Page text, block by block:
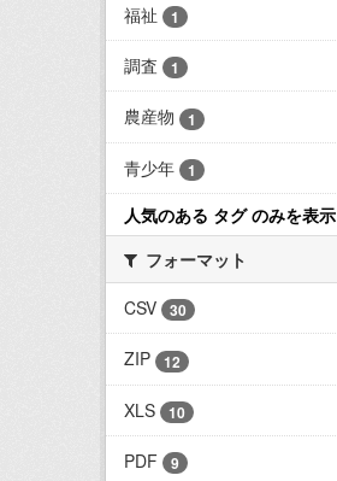
福祉 1
調査 1
農産物 1
青少年 1
人気のある タグ のみを表示
フォーマット
CSV
30
ZIP 12
XLS 10
PDF 9